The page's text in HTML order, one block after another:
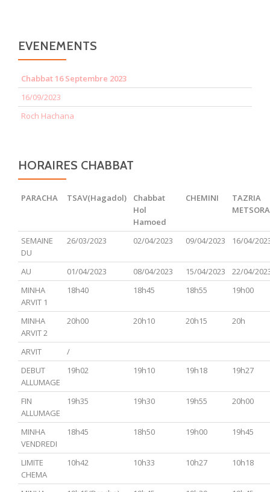
EVENEMENTS
Chabbat 16 Septembre 2023
16/09/2023
Roch Hachana
HORAIRES CHABBAT
PARACHA TSAV(Hagadol)
Chabbat
Hol
Hamoed
CHEMINI
TAZRIA
METSORA
SEMAINE
DU
26/03/2023 02/04/2023 09/04/2023 16/04/
AU 01/04/2023 08/04/2023 15/04/2023
22/04/
MINHA
ARVIT 1
18h40 18h45 18h55 19h00
MINHA
ARVIT 2
20h00 20h10 20h15 20h
ARVIT
/
DEBUT
ALLUMAGE
19h02 19h10 19h18 19h27
FIN
ALLUMAGE
19h35 19h30 19h55 20h00
MINHA
VENDREDI
18h45 18h50 19h00 19h45
LIMITE
CHEMA
10h42 10h33 10h27 10h18